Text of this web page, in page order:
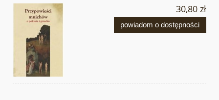
30,80 zł
powiadom o dostępności